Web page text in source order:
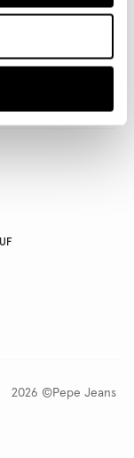
2026 ©Pepe Jeans